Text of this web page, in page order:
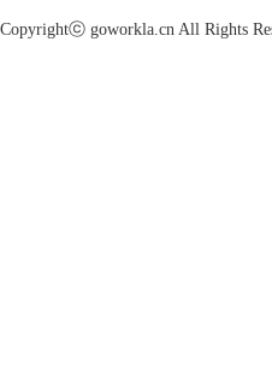
Copyrightⓒ goworkla.cn All Rights